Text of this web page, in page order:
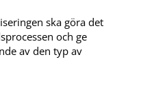
ska göra det
och ge
av den typ av